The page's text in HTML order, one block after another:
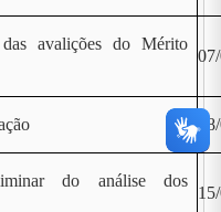
avalições do Mérito
do análise dos